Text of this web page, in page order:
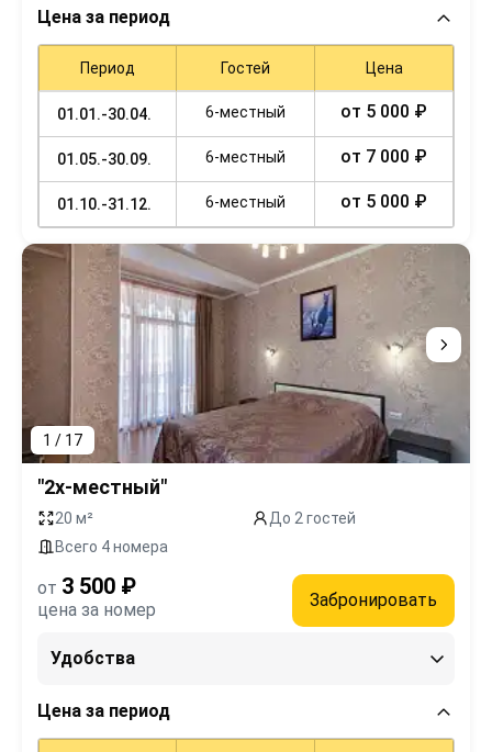
Цена за период
Период Гостей Цена
01.01.-30.04. 6-местный от 5 000 ₽
01.05.-30.09. 6-местный от 7 000 ₽
01.10.-31.12. 6-местный от 5 000 ₽
1 / 17
"2х-местный"
20 м²
До 2 гостей
Всего 4 номера
от 3 500 ₽
цена за номер Забронировать
Удобства
Цена за период